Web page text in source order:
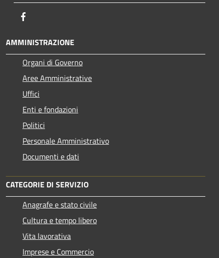
AMMINISTRAZIONE
Organi di Governo
Aree Amministrative
Uffici
Enti e fondazioni
Politici
Personale Amministrativo
Documenti e dati
CATEGORIE DI SERVIZIO
Anagrafe e stato civile
Cultura e tempo libero
Vita lavorativa
Imprese e Commercio